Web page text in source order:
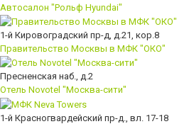
Автосалон "Рольф Hyundai"
1-й Кировоградский пр-д, д.21, кор.8
Правительство Москвы в МФК "ОКО"
Пресненская наб., д.2
Отель Novotel "Москва-сити"
1-й Красногвардейский пр-д., вл. 17-18